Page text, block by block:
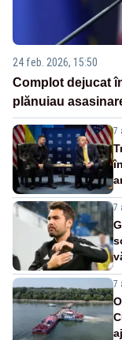
24 feb. 2026, 15:50
Complot dejucat
plănuiau
7
7
7